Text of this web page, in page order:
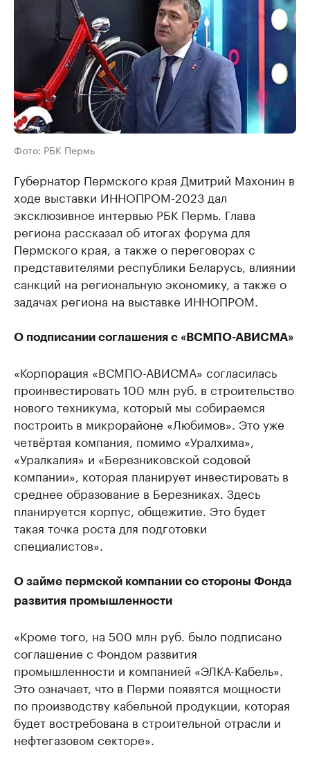
Фото: РБК Пермь
Губернатор Пермского края Дмитрий Махонин в
ходе выставки ИННОПРОМ-2023 дал
эксклюзивное интервью РБК Пермь. Глава
региона рассказал об итогах форума для
Пермского края, а также о переговорах с
представителями республики Беларусь, влиянии
санкций на региональную экономику, а также о
задачах региона на выставке ИННОПРОМ.
О подписании соглашения с «ВСМПО-АВИСМА»
«Корпорация «ВСМПО-АВИСМА» согласилась
проинвестировать 100 млн руб. в строительство
нового техникума, который мы собираемся
построить в микрорайоне «Любимов». Это уже
четвёртая компания, помимо «Уралхима»,
«Уралкалия» и «Березниковской содовой
компании», которая планирует инвестировать в
среднее образование в Березниках. Здесь
планируется корпус, общежитие. Это будет
такая точка роста для подготовки
специалистов».
О займе пермской компании со стороны Фонда
развития промышленности
«Кроме того, на 500 млн руб. было подписано
соглашение с Фондом развития
промышленности и компанией «ЭЛКА-Кабель».
Это означает, что в Перми появятся мощности
по производству кабельной продукции, которая
будет востребована в строительной отрасли и
нефтегазовом секторе».